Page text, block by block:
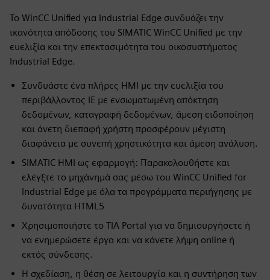
Το WinCC Unified για Industrial Edge συνδυάζει την
ικανότητα απόδοσης του SIMATIC WinCC Unified με την
ευελιξία και την επεκτασιμότητα του οικοσυστήματος
Industrial Edge.
Συνδυάστε ένα πλήρες HMI με την ευελιξία του
περιβάλλοντος IE με ενσωματωμένη απόκτηση
δεδομένων, καταγραφή δεδομένων, άμεση ειδοποίηση
και άνετη διεπαφή χρήστη προσφέρουν μέγιστη
διαφάνεια με συνεπή χρηστικότητα και άμεση ανάλυση.
SIMATIC HMI ως εφαρμογή: Παρακολουθήστε και
ελέγξτε το μηχάνημά σας μέσω του WinCC Unified for
Industrial Edge με όλα τα προγράμματα περιήγησης με
δυνατότητα HTML5
Χρησιμοποιήστε το TIA Portal για να δημιουργήσετε ή
να ενημερώσετε έργα και να κάνετε λήψη online ή
εκτός σύνδεσης.
Η σχεδίαση, η θέση σε λειτουργία και η συντήρηση των